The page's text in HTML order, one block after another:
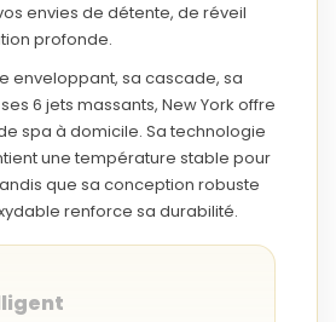
envies de détente, de réveil
profonde.
enveloppant, sa cascade, sa
6 jets massants, New York offre
spa à domicile. Sa technologie
une température stable pour
que sa conception robuste
renforce sa durabilité.